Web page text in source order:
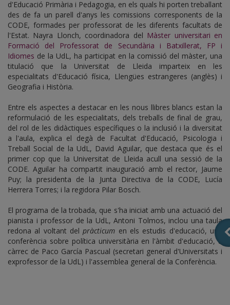
d'Educació Primària i Pedagogia, en els quals hi porten treballant
des de fa un parell d'anys les comissions corresponents de la
CODE, formades per professorat de les diferents facultats de
l'Estat. Nayra Llonch, coordinadora del Màster universitari en
Formació del Professorat de Secundària i Batxillerat, FP i
Idiomes de la UdL, ha participat en la comissió del màster, una
titulació que la Universitat de Lleida imparteix en les
especialitats d'Educació física, Llengües estrangeres (anglès) i
Geografia i Història.
Entre els aspectes a destacar en les nous llibres blancs estan la
reformulació de les especialitats, dels treballs de final de grau,
del rol de les didàctiques específiques o la inclusió i la diversitat
a l'aula, explica el degà de Facultat d'Educació, Psicologia i
Treball Social de la UdL, David Aguilar, que destaca que és el
primer cop que la Universitat de Lleida acull una sessió de la
CODE. Aguilar ha compartit inauguració amb el rector, Jaume
Puy; la presidenta de la Junta Directiva de la CODE, Lucía
Herrera Torres; i la regidora Pilar Bosch.
El programa de la trobada, que s'ha iniciat amb una actuació del
pianista i professor de la UdL, Antoni Tolmos, inclou una taula
redona al voltant delpràcticum en els estudis d'educació, una
conferència sobre política universitària en l'àmbit d'educació, a
càrrec de Paco García Pascual (secretari general d'Universitats i
exprofessor de la UdL) i l'assemblea general de la Conferència.